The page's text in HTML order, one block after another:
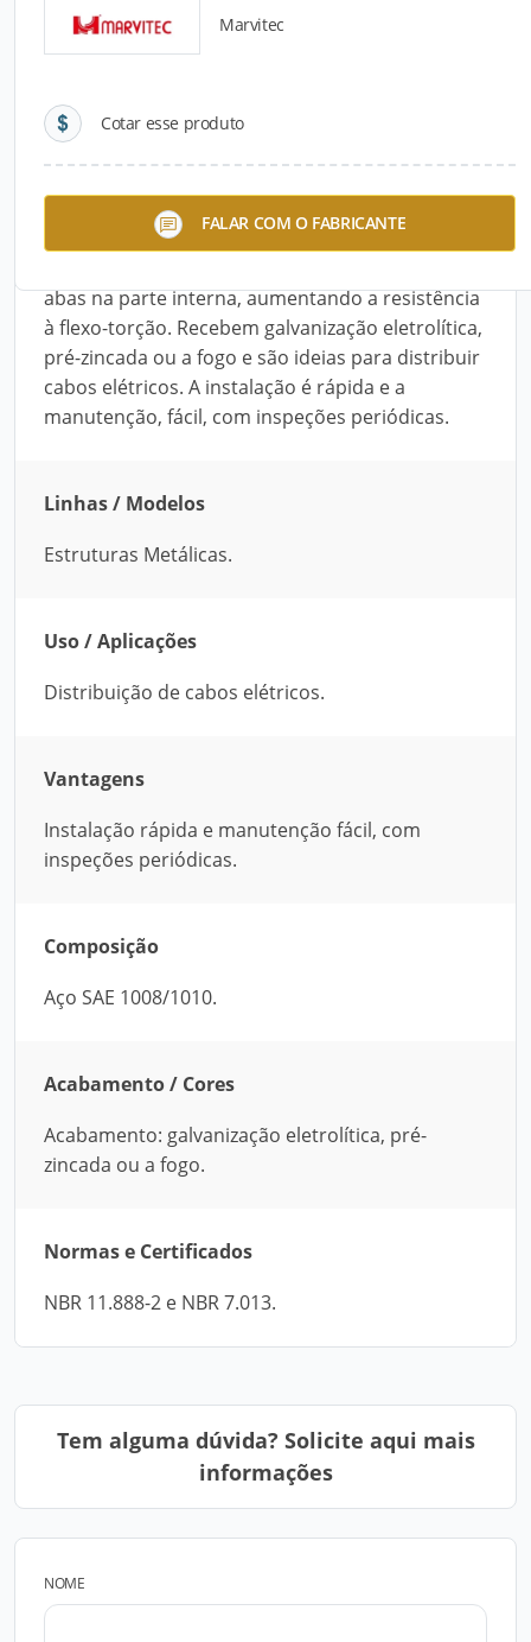
Marvitec
Cotar esse produto
FALAR COM O FABRICANTE
Detalhes do produto
Descrição do Produto
As Eletrocalhas da Marvitec são confeccionadas
em chapas de aço SAE 1008/1010, possuem
abas na parte interna, aumentando a resistência
à flexo-torção. Recebem galvanização eletrolítica,
pré-zincada ou a fogo e são ideias para distribuir
cabos elétricos. A instalação é rápida e a
manutenção, fácil, com inspeções periódicas.
Linhas / Modelos
Estruturas Metálicas.
Uso / Aplicações
Distribuição de cabos elétricos.
Vantagens
Instalação rápida e manutenção fácil, com
inspeções periódicas.
Composição
Aço SAE 1008/1010.
Acabamento / Cores
Acabamento: galvanização eletrolítica, pré-
zincada ou a fogo.
Normas e Certificados
NBR 11.888-2 e NBR 7.013.
Tem alguma dúvida? Solicite aqui mais
informações
NOME